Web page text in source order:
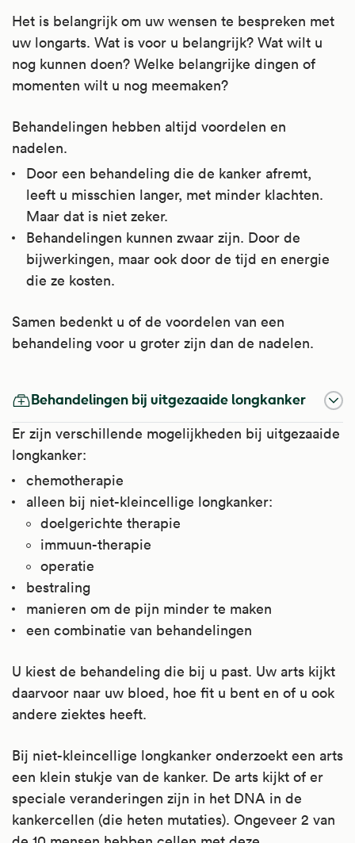
Het is belangrijk om uw wensen te bespreken met
uw longarts. Wat is voor u belangrijk? Wat wilt u
nog kunnen doen? Welke belangrijke dingen of
momenten wilt u nog meemaken?
Behandelingen hebben altijd voordelen en
nadelen.
Door een behandeling die de kanker afremt,
leeft u misschien langer, met minder klachten.
Maar dat is niet zeker.
Behandelingen kunnen zwaar zijn. Door de
bijwerkingen, maar ook door de tijd en energie
die ze kosten.
Samen bedenkt u of de voordelen van een
behandeling voor u groter zijn dan de nadelen.
Behandelingen bij uitgezaaide longkanker
Er zijn verschillende mogelijkheden bij uitgezaaide
longkanker:
chemotherapie
alleen bij niet-kleincellige longkanker:
doelgerichte therapie
immuun-therapie
operatie
bestraling
manieren om de pijn minder te maken
een combinatie van behandelingen
U kiest de behandeling die bij u past. Uw arts kijkt
daarvoor naar uw bloed, hoe fit u bent en of u ook
andere ziektes heeft.
Bij niet-kleincellige longkanker onderzoekt een arts
een klein stukje van de kanker. De arts kijkt of er
speciale veranderingen zijn in het DNA in de
kankercellen (die heten mutaties). Ongeveer 2 van